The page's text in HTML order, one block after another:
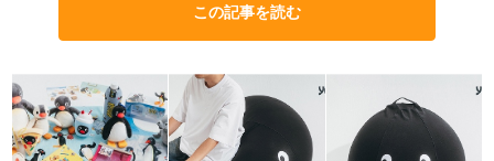
この記事を読む